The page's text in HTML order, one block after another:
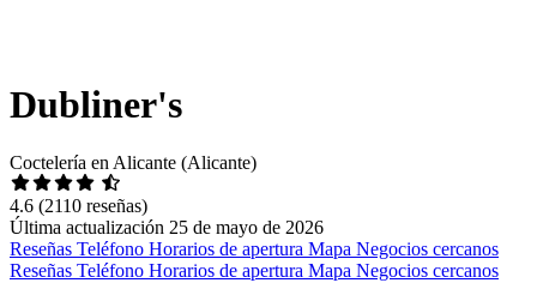
Dubliner's
Coctelería en Alicante (Alicante)
4.6 (2110 reseñas)
Última actualización 25 de mayo de 2026
Reseñas Teléfono Horarios de apertura Mapa Negocios cercanos
Reseñas Teléfono Horarios de apertura Mapa Negocios cercanos